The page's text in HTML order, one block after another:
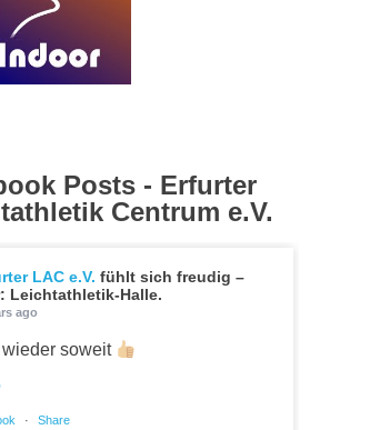
Posts - Erfurter
Centrum e.V.
LAC e.V. fühlt sich freudig –
Leichtathletik-Halle.
ago
soweit
· Share